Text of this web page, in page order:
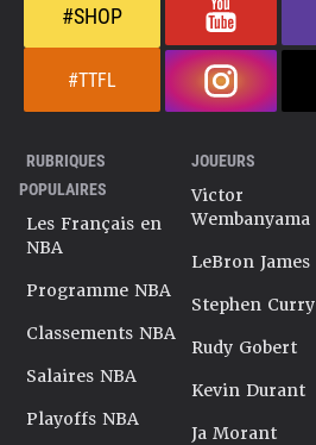
#SHOP
#TTFL
RUBRIQUES
POPULAIRES
Les Français en
NBA
Programme NBA
Classements NBA
Salaires NBA
Playoffs NBA
JOUEURS
Victor
Wembanyama
LeBron James
Stephen Curry
Rudy Gobert
Kevin Durant
Ja Morant